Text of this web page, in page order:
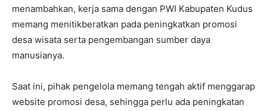
menambahkan, kerja sama dengan PWI Kabupaten Kudus
memang menitikberatkan pada peningkatkan promosi
desa wisata serta pengembangan sumber daya
manusianya.
Saat ini, pihak pengelola memang tengah aktif menggarap
website promosi desa, sehingga perlu ada peningkatan